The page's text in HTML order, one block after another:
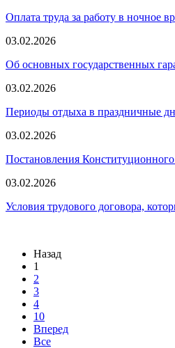
Оплата труда за работу в ночное
03.02.2026
Об основных государственных
03.02.2026
Периоды отдыха в праздничные
03.02.2026
Постановления
03.02.2026
Условия трудового договора,
Назад
1
2
3
4
10
Вперед
Все